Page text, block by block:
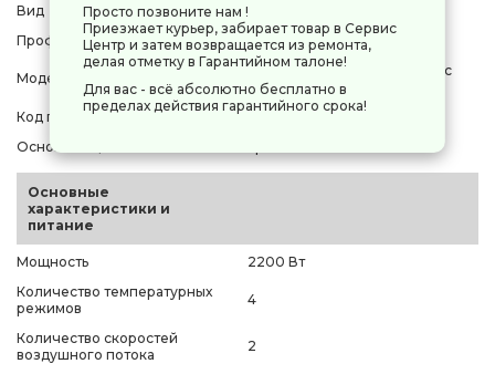
Вид
Профессиональный фен
да
Модель
Parlux Advance Light Ceramic
Ionic
Код производителя
[0901-Adv red]
Основной цвет
Основные
характеристики и
питание
Мощность
2200 Вт
Количество температурных
режимов
4
Количество скоростей
воздушного потока
2
Просто позвоните нам !
Приезжает курьер, забирает товар в Сервис
Центр и затем возвращается из ремонта,
делая отметку в Гарантийном талоне!
Для вас - всё абсолютно бесплатно в
пределах действия гарантийного срока!